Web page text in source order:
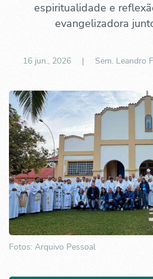
espiritualidade e
evangelizadora
16 jun., 2026| Sem. Leandro
Fotos: Arquivo Pessoal